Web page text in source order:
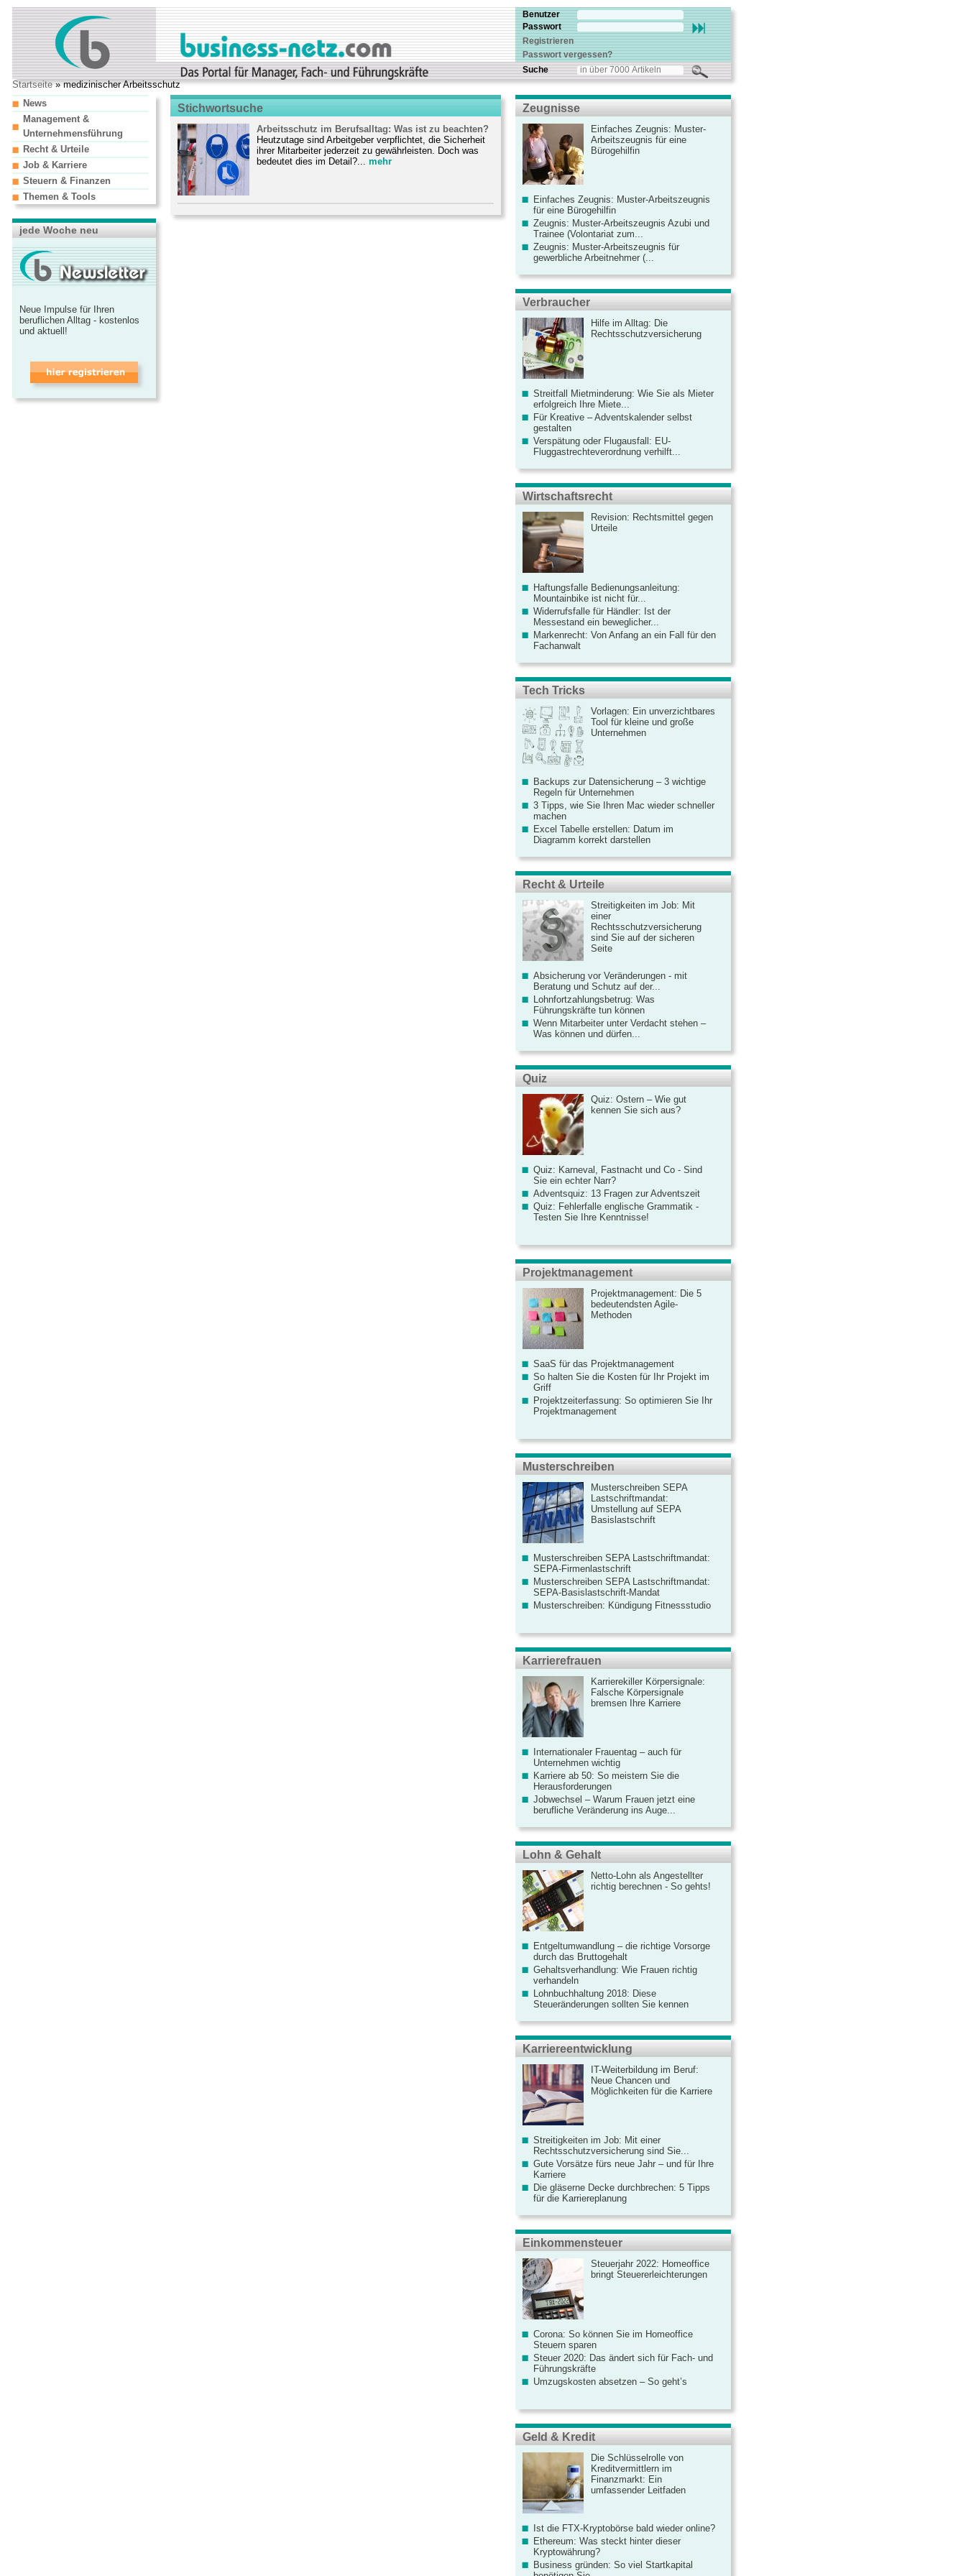
Benutzer
Passwort
Registrieren
Passwort vergessen?
Suche
Startseite» medizinischer Arbeitsschutz
Stichwortsuche
Arbeitsschutz im Berufsalltag: Was ist zu beachten?
Heutzutage sind Arbeitgeber verpflichtet, die Sicherheit
ihrer Mitarbeiter jederzeit zu gewährleisten. Doch was
bedeutet dies im Detail?...
mehr
News
Management &
Unternehmensführung
Recht & Urteile
Job & Karriere
Steuern & Finanzen
Themen & Tools
jede Woche neu
Neue Impulse für Ihren
beruflichen Alltag - kostenlos
und aktuell!
Zeugnisse
Einfaches Zeugnis: Muster-
Arbeitszeugnis für eine
Bürogehilfin
Einfaches Zeugnis: Muster-Arbeitszeugnis
für eine Bürogehilfin
Zeugnis: Muster-Arbeitszeugnis Azubi und
Trainee (Volontariat zum...
Zeugnis: Muster-Arbeitszeugnis für
gewerbliche Arbeitnehmer (...
Verbraucher
Hilfe im Alltag: Die
Rechtsschutzversicherung
Streitfall Mietminderung: Wie Sie als Mieter
erfolgreich Ihre Miete...
Für Kreative – Adventskalender selbst
gestalten
Verspätung oder Flugausfall: EU-
Fluggastrechteverordnung verhilft...
Wirtschaftsrecht
Revision: Rechtsmittel gegen
Urteile
Haftungsfalle Bedienungsanleitung:
Mountainbike ist nicht für...
Widerrufsfalle für Händler: Ist der
Messestand ein beweglicher...
Markenrecht: Von Anfang an ein Fall für den
Fachanwalt
Tech Tricks
Vorlagen: Ein unverzichtbares
Tool für kleine und große
Unternehmen
Backups zur Datensicherung – 3 wichtige
Regeln für Unternehmen
3 Tipps, wie Sie Ihren Mac wieder schneller
machen
Excel Tabelle erstellen: Datum im
Diagramm korrekt darstellen
Recht & Urteile
Streitigkeiten im Job: Mit
einer
Rechtsschutzversicherung
sind Sie auf der sicheren
Seite
Absicherung vor Veränderungen - mit
Beratung und Schutz auf der...
Lohnfortzahlungsbetrug: Was
Führungskräfte tun können
Wenn Mitarbeiter unter Verdacht stehen –
Was können und dürfen...
Quiz
Quiz: Ostern – Wie gut
kennen Sie sich aus?
Quiz: Karneval, Fastnacht und Co - Sind
Sie ein echter Narr?
Adventsquiz: 13 Fragen zur Adventszeit
Quiz: Fehlerfalle englische Grammatik -
Testen Sie Ihre Kenntnisse!
Projektmanagement
Projektmanagement: Die 5
bedeutendsten Agile-
Methoden
SaaS für das Projektmanagement
So halten Sie die Kosten für Ihr Projekt im
Griff
Projektzeiterfassung: So optimieren Sie Ihr
Projektmanagement
Musterschreiben
Musterschreiben SEPA
Lastschriftmandat:
Umstellung auf SEPA
Basislastschrift
Musterschreiben SEPA Lastschriftmandat:
SEPA-Firmenlastschrift
Musterschreiben SEPA Lastschriftmandat:
SEPA-Basislastschrift-Mandat
Musterschreiben: Kündigung Fitnessstudio
Karrierefrauen
Karrierekiller Körpersignale:
Falsche Körpersignale
bremsen Ihre Karriere
Internationaler Frauentag – auch für
Unternehmen wichtig
Karriere ab 50: So meistern Sie die
Herausforderungen
Jobwechsel – Warum Frauen jetzt eine
berufliche Veränderung ins Auge...
Lohn & Gehalt
Netto-Lohn als Angestellter
richtig berechnen - So gehts!
Entgeltumwandlung – die richtige Vorsorge
durch das Bruttogehalt
Gehaltsverhandlung: Wie Frauen richtig
verhandeln
Lohnbuchhaltung 2018: Diese
Steueränderungen sollten Sie kennen
Karriereentwicklung
IT-Weiterbildung im Beruf:
Neue Chancen und
Möglichkeiten für die Karriere
Streitigkeiten im Job: Mit einer
Rechtsschutzversicherung sind Sie...
Gute Vorsätze fürs neue Jahr – und für Ihre
Karriere
Die gläserne Decke durchbrechen: 5 Tipps
für die Karriereplanung
Einkommensteuer
Steuerjahr 2022: Homeoffice
bringt Steuererleichterungen
Corona: So können Sie im Homeoffice
Steuern sparen
Steuer 2020: Das ändert sich für Fach- und
Führungskräfte
Umzugskosten absetzen – So geht’s
Geld & Kredit
Die Schlüsselrolle von
Kreditvermittlern im
Finanzmarkt: Ein
umfassender Leitfaden
Ist die FTX-Kryptobörse bald wieder online?
Ethereum: Was steckt hinter dieser
Kryptowährung?
Business gründen: So viel Startkapital